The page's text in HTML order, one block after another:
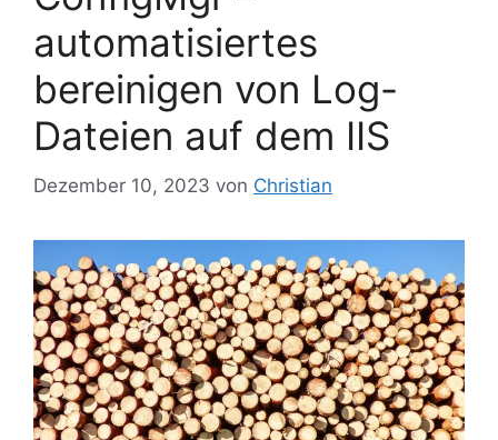
automatisiertes
bereinigen von Log-
Dateien auf dem IIS
Dezember 10, 2023 von Christian